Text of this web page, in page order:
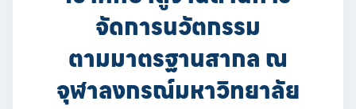
จัดการนวัตกรรม
ตามมาตรฐานสากล ณ
จุฬาลงกรณ์มหาวิทยาลัย